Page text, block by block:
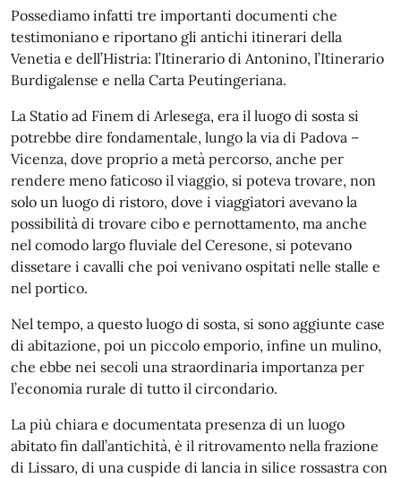
Possediamo infatti tre importanti documenti che
testimoniano e riportano gli antichi itinerari della
Venetia e dell’Histria: l’Itinerario di Antonino, l’Itinerario
Burdigalense e nella Carta Peutingeriana.
La Statio ad Finem di Arlesega, era il luogo di sosta si
potrebbe dire fondamentale, lungo la via di Padova –
Vicenza, dove proprio a metà percorso, anche per
rendere meno faticoso il viaggio, si poteva trovare, non
solo un luogo di ristoro, dove i viaggiatori avevano la
possibilità di trovare cibo e pernottamento, ma anche
nel comodo largo fluviale del Ceresone, si potevano
dissetare i cavalli che poi venivano ospitati nelle stalle e
nel portico.
Nel tempo, a questo luogo di sosta, si sono aggiunte case
di abitazione, poi un piccolo emporio, infine un mulino,
che ebbe nei secoli una straordinaria importanza per
l’economia rurale di tutto il circondario.
La più chiara e documentata presenza di un luogo
abitato fin dall’antichità, è il ritrovamento nella frazione
di Lissaro, di una cuspide di lancia in silice rossastra con